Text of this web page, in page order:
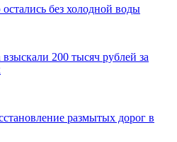
без холодной воды
200 тысяч рублей за
размытых дорог в